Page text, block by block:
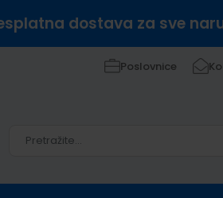
dostava za sve
Poslovnice